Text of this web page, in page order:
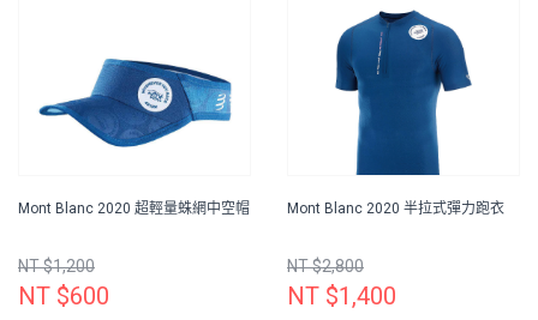
Mont Blanc 2020 超輕量蛛網中空帽
NT $1,200
NT $600
Mont Blanc 2020 半拉式彈力跑衣
NT $2,800
NT $1,400